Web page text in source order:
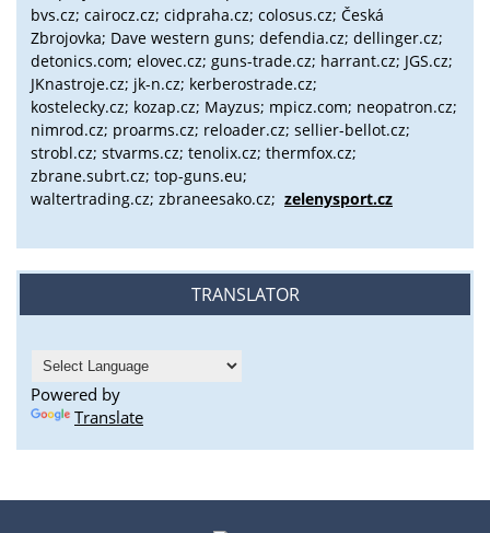
bvs.cz; cairocz.cz; cidpraha.cz; colosus.cz; Česká
Zbrojovka; Dave western guns; defendia.cz; dellinger.cz;
detonics.com; elovec.cz; guns-trade.cz; harrant.cz; JGS.cz;
JKnastroje.cz; jk-n.cz; kerberostrade.cz;
kostelecky.cz; kozap.cz; Mayzus; mpicz.com; neopatron.cz;
nimrod.cz; proarms.cz; reloader.cz; sellier-bellot.cz;
strobl.cz; stvarms.cz; tenolix.cz; thermfox.cz;
zbrane.subrt.cz; top-guns.eu;
waltertrading.cz; zbraneesako.cz; zelenysport.cz
TRANSLATOR
Powered by
Translate